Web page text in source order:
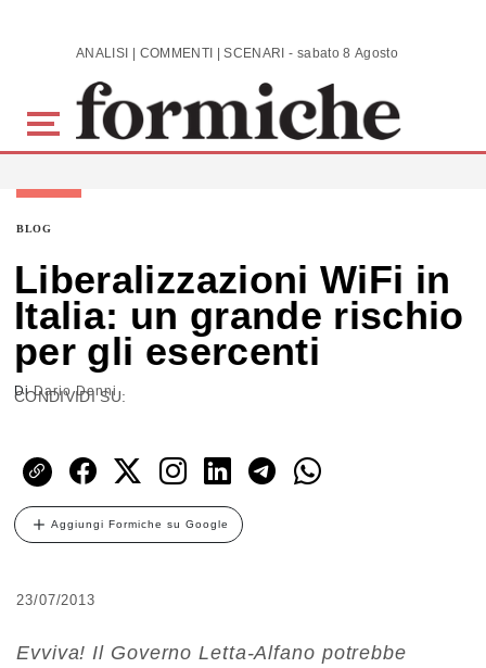
Skip to main content ANALISI | COMMENTI | SCENARI - sabato 8 Agosto 2026
BLOG
Liberalizzazioni WiFi in
Italia: un grande rischio
per gli esercenti
DiDario Denni
CONDIVIDI SU:
Aggiungi Formiche su Google
23/07/2013
Evviva! Il Governo Letta-Alfano potrebbe